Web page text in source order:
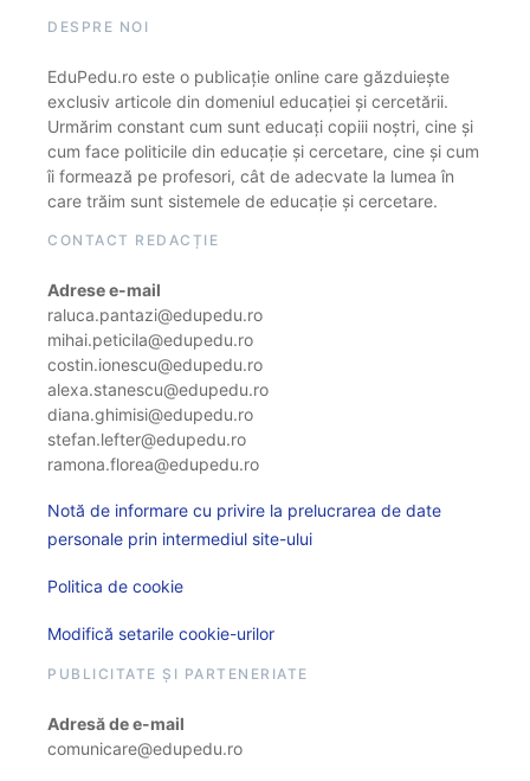
DESPRE NOI
EduPedu.ro este o publicație online care găzduiește
exclusiv articole din domeniul educației și cercetării.
Urmărim constant cum sunt educați copiii noștri, cine și
cum face politicile din educație și cercetare, cine și cum
îi formează pe profesori, cât de adecvate la lumea în
care trăim sunt sistemele de educație și cercetare.
CONTACT REDACȚIE
Adrese e-mail
raluca.pantazi@edupedu.ro
mihai.peticila@edupedu.ro
costin.ionescu@edupedu.ro
alexa.stanescu@edupedu.ro
diana.ghimisi@edupedu.ro
stefan.lefter@edupedu.ro
ramona.florea@edupedu.ro
Notă de informare cu privire la prelucrarea de date
personale prin intermediul site-ului
Politica de cookie
Modifică setarile cookie-urilor
PUBLICITATE ȘI PARTENERIATE
Adresă de e-mail
comunicare@edupedu.ro